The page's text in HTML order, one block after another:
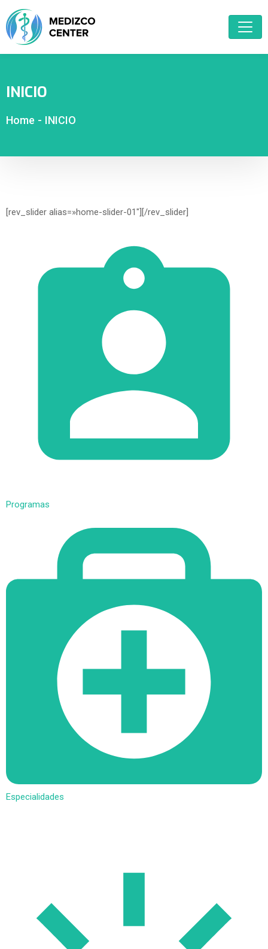
INICIO
Home - INICIO
[rev_slider alias=»home-slider-01″][/rev_slider]
Programas
Especialidades